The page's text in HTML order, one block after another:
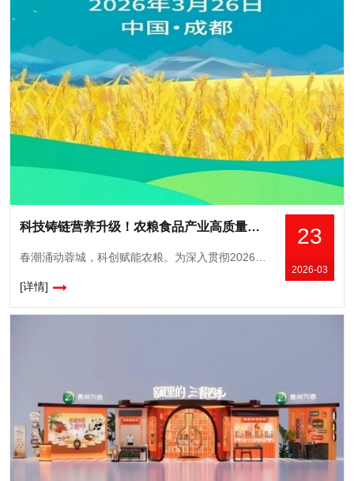
23
2026-03
科技铸链营养升级！农粮食品产业高质量发展学术研讨会即将启幕
春潮涌动蓉城，科创赋能农粮。为深入贯彻2026年中央一号文件精神，以科技创新铸牢农粮产业链，推动粮油食品营养健康升级，践行“大食物观”，由中国粮油学会指导，中国粮油学会粮油营养分会、食品分会主办的
[详情]